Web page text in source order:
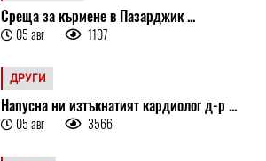
Среща за кърмене в Пазарджик ...
05 авг 1107
ДРУГИ
Напусна ни изтъкнатият кардиолог д-р ...
05 авг 3566